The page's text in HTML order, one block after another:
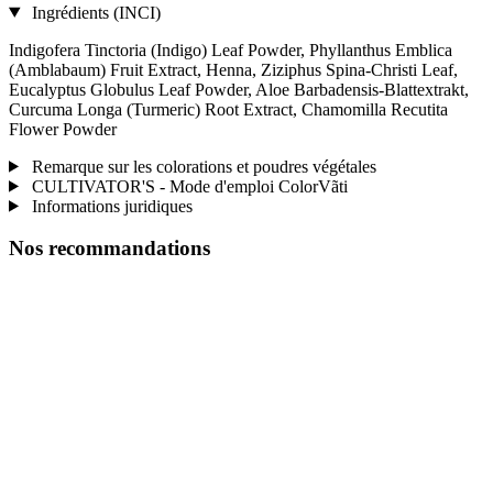
Ingrédients (INCI)
Indigofera Tinctoria (Indigo) Leaf Powder, Phyllanthus Emblica
(Amblabaum) Fruit Extract, Henna, ‎Ziziphus Spina-Christi Leaf,
Eucalyptus Globulus Leaf Powder, Aloe Barbadensis-Blattextrakt,
Curcuma Longa (Turmeric) Root Extract, Chamomilla Recutita
Flower Powder
Remarque sur les colorations et poudres végétales
CULTIVATOR'S - Mode d'emploi ColorVãti
Informations juridiques
Nos recommandations